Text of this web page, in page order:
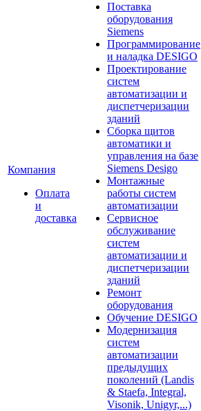
Компания
Оплата
и
доставка
Поставка
оборудования
Siemens
Программирование
и наладка DESIGO
Проектирование
систем
автоматизации и
диспетчеризации
зданий
Сборка щитов
автоматики и
управления на базе
Siemens Desigo
Монтажные
работы систем
автоматизации
Сервисное
обслуживание
систем
автоматизации и
диспетчеризации
зданий
Ремонт
оборудования
Обучение DESIGO
Модернизация
систем
автоматизации
предыдущих
поколений (Landis
& Staefa, Integral,
Visonik, Unigyr,...)